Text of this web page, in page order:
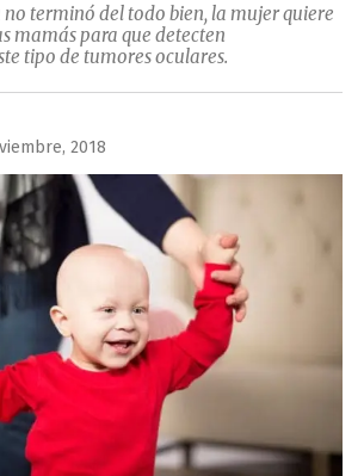
terminó del todo bien, la mujer quiere
mamás para que detecten
tipo de tumores oculares.
2018